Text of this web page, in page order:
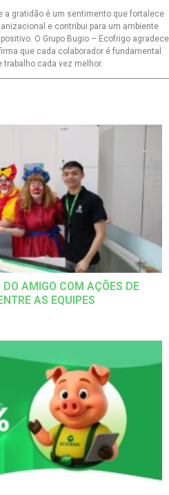
a gratidão é um sentimento que fortalece
e contribui para um ambiente
O Grupo Bugio – Ecofrigo agradece
que cada colaborador é fundamental
cada vez melhor.
DO AMIGO COM AÇÕES DE
AS EQUIPES